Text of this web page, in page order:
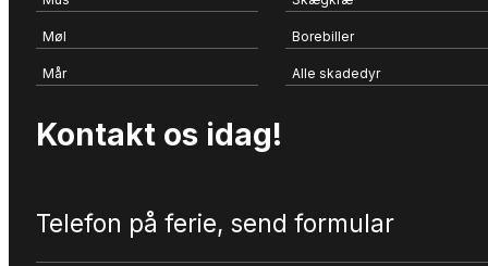
Møl Borebiller
Mår Alle skadedyr
Kontakt os idag!
Telefon på ferie, send formular